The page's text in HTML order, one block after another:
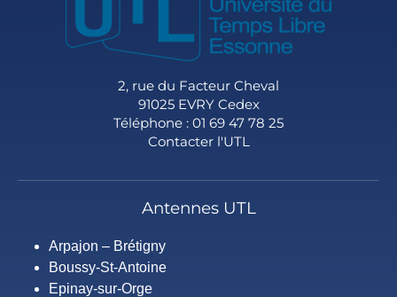
2, rue du Facteur Cheval
91025 EVRY Cedex
Téléphone : 01 69 47 78 25
Contacter l'UTL
Antennes UTL
Arpajon – Brétigny
Boussy-St-Antoine
Epinay-sur-Orge